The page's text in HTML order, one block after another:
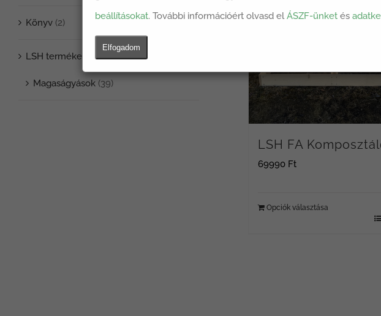
beállításokat. További információért olvasd elÁSZF-ünket és
Elfogadom
LSH FA
69990 Ft
Opciók választása
Könyv (2)
LSH termékek (39)
Magaságyások (39)